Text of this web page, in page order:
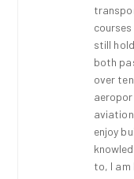
still
both
over
enjoy
to, I am